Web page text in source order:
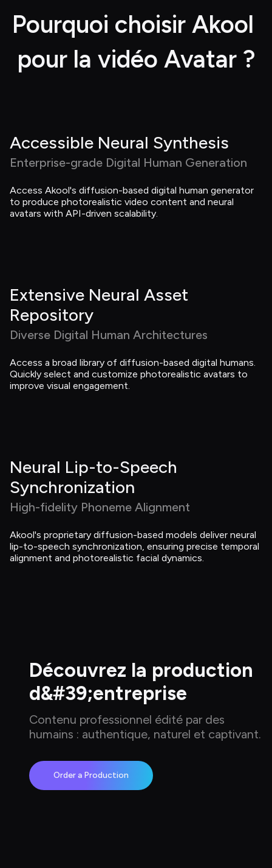
Pourquoi choisir Akool
pour la vidéo Avatar ?
Accessible Neural Synthesis
Enterprise-grade Digital Human Generation
Access Akool's diffusion-based digital human generator
to produce photorealistic video content and neural
avatars with API-driven scalability.
Extensive Neural Asset
Repository
Diverse Digital Human Architectures
Access a broad library of diffusion-based digital humans.
Quickly select and customize photorealistic avatars to
improve visual engagement.
Neural Lip-to-Speech
Synchronization
High-fidelity Phoneme Alignment
Akool's proprietary diffusion-based models deliver neural
lip-to-speech synchronization, ensuring precise temporal
alignment and photorealistic facial dynamics.
Découvrez la production
d&#39;entreprise
Contenu professionnel édité par des
humains : authentique, naturel et captivant.
Order a Production